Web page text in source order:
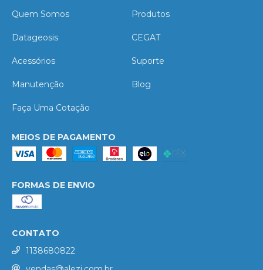
Quem Somos
Produtos
Datageosis CEGAT
Acessórios Suporte
Manutenção Blog
Faça Uma Cotação
MEIOS DE PAGAMENTO
FORMAS DE ENVIO
CONTATO
1138680822